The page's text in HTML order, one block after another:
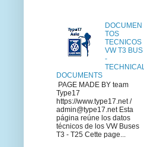
DOCUMEN
TOS
TECNICOS
VW T3 BUS
-
TECHNICAL
DOCUMENTS
PAGE MADE BY team
Type17
https://www.type17.net /
admin@type17.net Esta
página reúne los datos
técnicos de los VW Buses
T3 - T25 Cette page...